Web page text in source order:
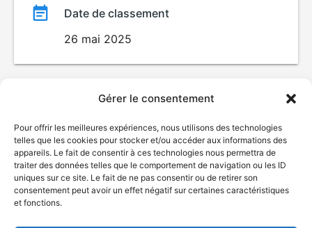
Gérer le consentement
Pour offrir les meilleures expériences, nous utilisons des technologies
telles que les cookies pour stocker et/ou accéder aux informations des
appareils. Le fait de consentir à ces technologies nous permettra de
traiter des données telles que le comportement de navigation ou les ID
uniques sur ce site. Le fait de ne pas consentir ou de retirer son
consentement peut avoir un effet négatif sur certaines caractéristiques
et fonctions.
Date de classement
26 mai 2025